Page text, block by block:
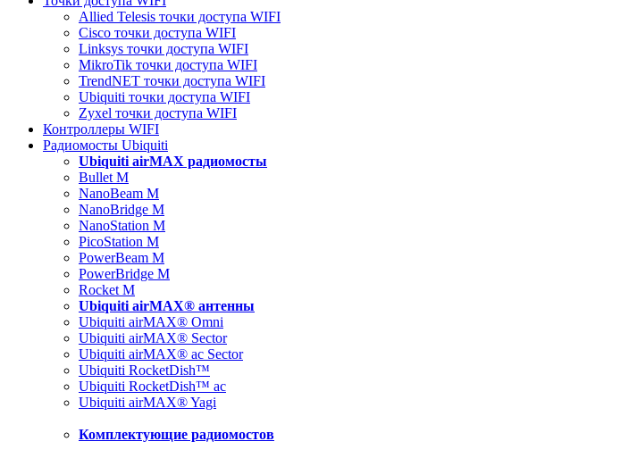
Allied Telesis точки доступа WIFI
Cisco точки доступа WIFI
Linksys точки доступа WIFI
MikroTik точки доступа WIFI
TrendNET точки доступа WIFI
Ubiquiti точки доступа WIFI
Zyxel точки доступа WIFI
Контроллеры WIFI
Радиомосты Ubiquiti
Ubiquiti airMAX радиомосты
Bullet M
NanoBeam M
NanoBridge M
NanoStation M
PicoStation M
PowerBeam M
PowerBridge M
Rocket M
Ubiquiti airMAX® антенны
Ubiquiti airMAX® Omni
Ubiquiti airMAX® Sector
Ubiquiti airMAX® ac Sector
Ubiquiti RocketDish™
Ubiquiti RocketDish™ ac
Ubiquiti airMAX® Yagi
Комплектующие радиомостов